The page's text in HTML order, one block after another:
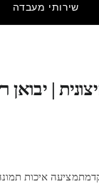
שירותי מעבדה